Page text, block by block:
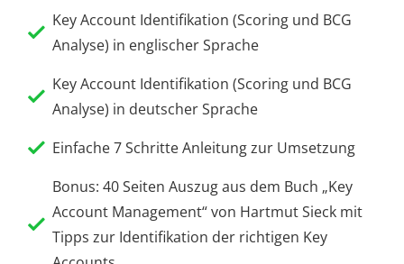
Key Account Identifikation (Scoring und BCG
Analyse) in englischer Sprache
Key Account Identifikation (Scoring und BCG
Analyse) in deutscher Sprache
Einfache 7 Schritte Anleitung zur Umsetzung
Bonus: 40 Seiten Auszug aus dem Buch „Key
Account Management“ von Hartmut Sieck mit
Tipps zur Identifikation der richtigen Key